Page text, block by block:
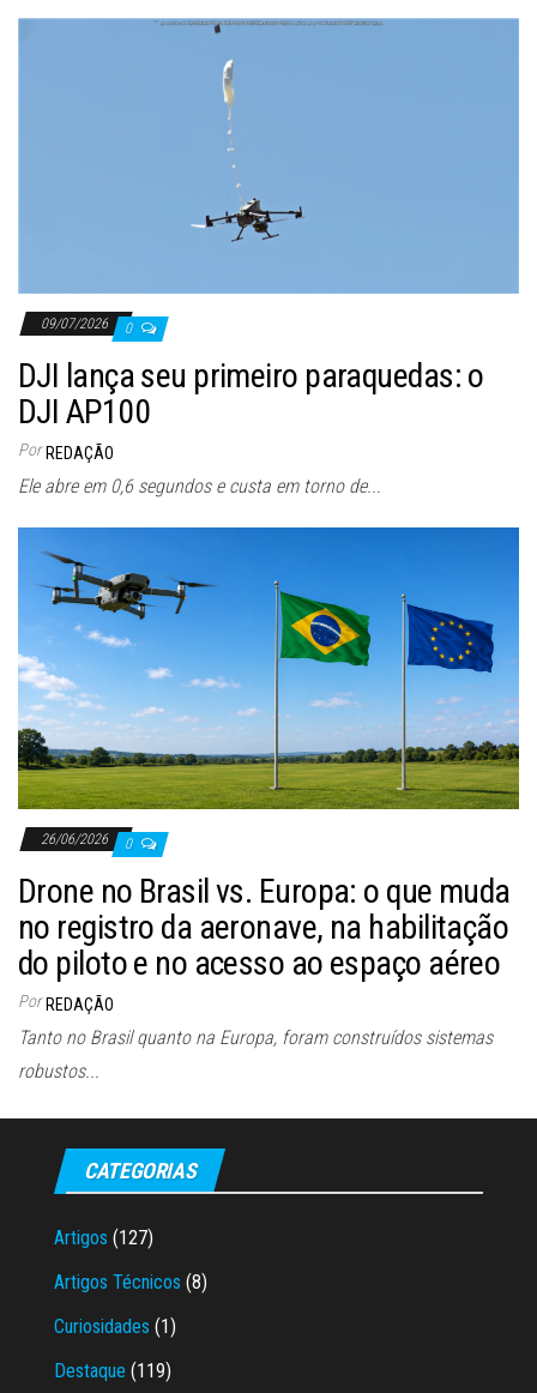
09/07/2026 0
DJI lança seu primeiro paraquedas: o
DJI AP100
Por REDAÇÃO
Ele abre em 0,6 segundos e custa em torno de...
26/06/2026 0
Drone no Brasil vs. Europa: o que muda
no registro da aeronave, na habilitação
do piloto e no acesso ao espaço aéreo
Por REDAÇÃO
Tanto no Brasil quanto na Europa, foram construídos sistemas
robustos...
CATEGORIAS
Artigos (127)
Artigos Técnicos (8)
Curiosidades (1)
Destaque (119)